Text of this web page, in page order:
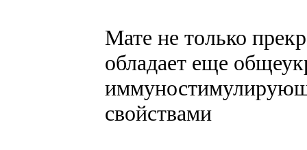
Мате не только
обладает еще
свойствами